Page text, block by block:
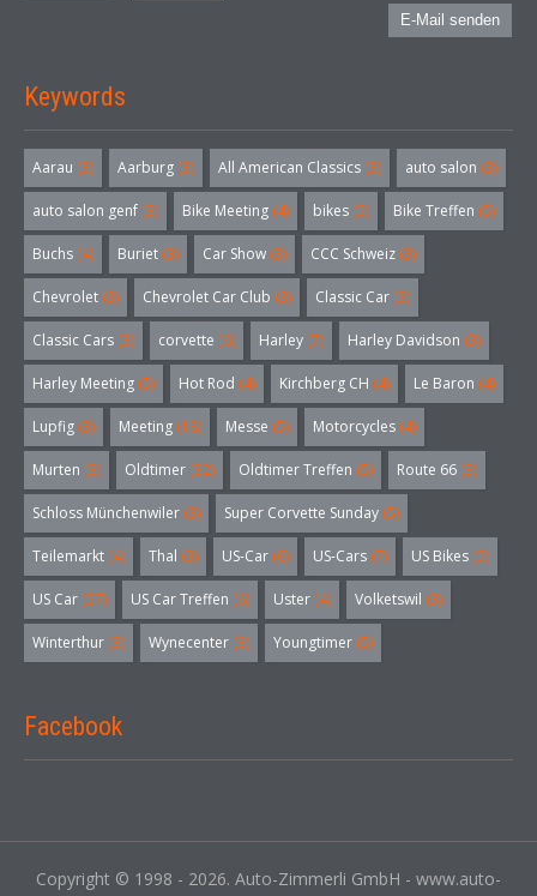
E-Mail senden
Keywords
Aarau (3) Aarburg (3) All American Classics (3) auto salon (3)
auto salon genf (3) Bike Meeting (4) bikes (5) Bike Treffen (5)
Buchs (4) Buriet (3) Car Show (3) CCC Schweiz (3)
Chevrolet (3) Chevrolet Car Club (3) Classic Car (3)
Classic Cars (3) corvette (6) Harley (7) Harley Davidson (3)
Harley Meeting (5) Hot Rod (4) Kirchberg CH (4) Le Baron (4)
Lupfig (3) Meeting (18) Messe (5) Motorcycles (4)
Murten (3) Oldtimer (32) Oldtimer Treffen (5) Route 66 (3)
Schloss Münchenwiler (3) Super Corvette Sunday (5)
Teilemarkt (4) Thal (3) US-Car (6) US-Cars (7) US Bikes (5)
US Car (57) US Car Treffen (6) Uster (4) Volketswil (3)
Winterthur (3) Wynecenter (3) Youngtimer (5)
Facebook
Copyright © 1998 - 2026. Auto-Zimmerli GmbH - www.auto-